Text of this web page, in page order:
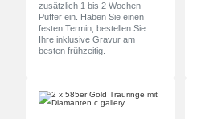
zusätzlich 1 bis 2 Wochen
Puffer ein. Haben Sie einen
festen Termin, bestellen Sie
Ihre inklusive Gravur am
besten frühzeitig.